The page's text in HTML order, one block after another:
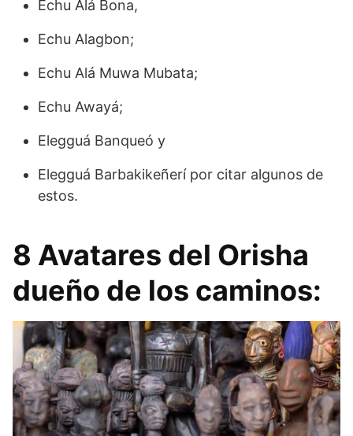
Echu Alá Bona,
Echu Alagbon;
Echu Alá Muwa Mubata;
Echu Awayá;
Elegguá Banqueó y
Elegguá Barbakikeñerí por citar algunos de
estos.
8 Avatares del Orisha
dueño de los caminos: